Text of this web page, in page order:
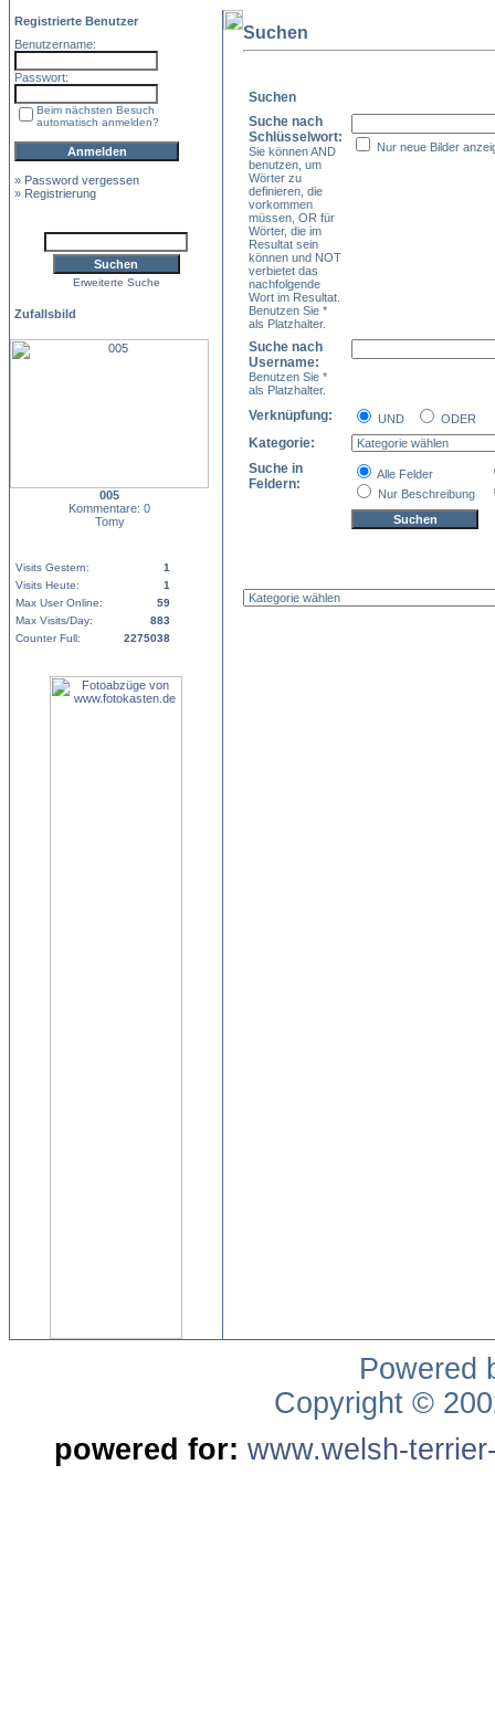
Registrierte Benutzer
Benutzername:
Passwort:
Beim nächsten Besuch
automatisch anmelden?
» Password vergessen
» Registrierung
Erweiterte Suche
Zufallsbild
005
Kommentare: 0
Tomy
Visits Gestern:
1
Visits Heute:
1
Max User Online:
59
Max Visits/Day:
883
Counter Full:
2275038
Suchen
Suchen
Suche nach
Schlüsselwort:
Sie können AND
benutzen, um
Wörter zu
definieren, die
vorkommen
müssen, OR für
Wörter, die im
Resultat sein
können und NOT
verbietet das
nachfolgende
Wort im Resultat.
Benutzen Sie *
als Platzhalter.
Nur neue Bilder
Suche nach
Username:
Benutzen Sie *
als Platzhalter.
Verknüpfung: UND ODER
Kategorie:
Suche in
Feldern:
Alle Felder
Nur Beschreibung
Powered
Copyright ©
powered for: www.welsh-